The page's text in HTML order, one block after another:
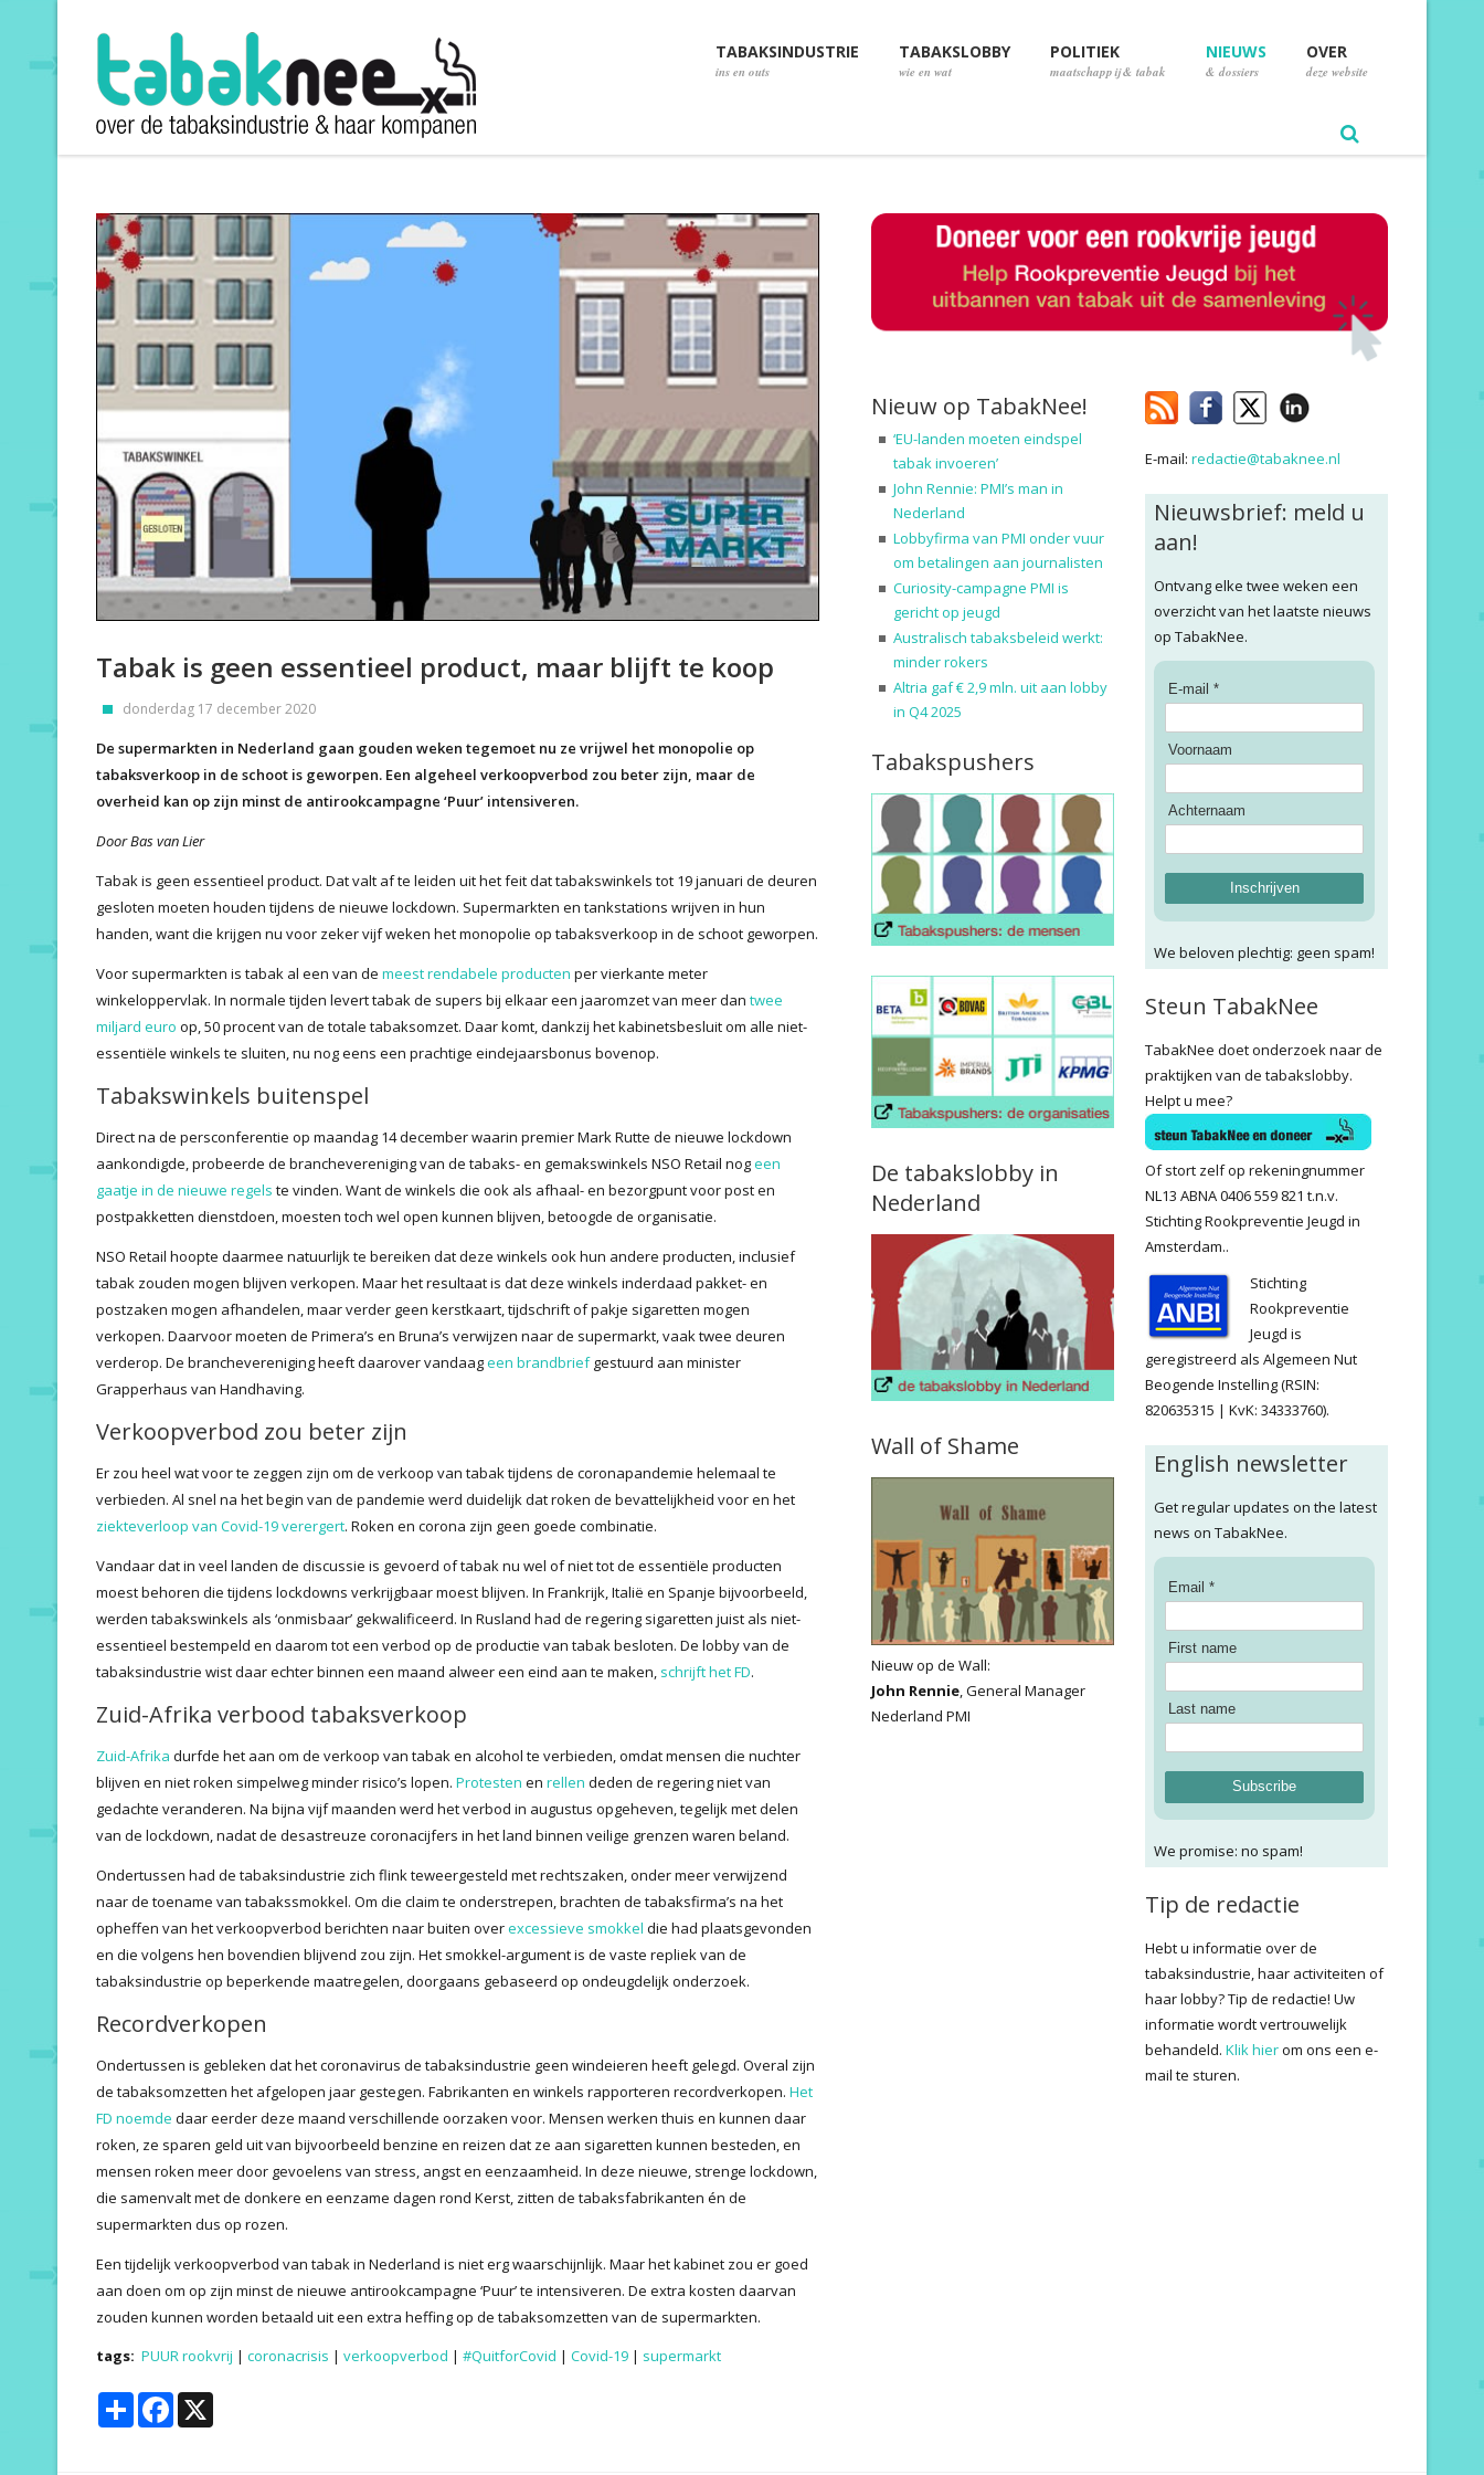
TABAKSINDUSTRIE
ins en outs
TABAKSLOBBY
wie en wat
POLITIEK
maatschappij & tabak
NIEUWS
& dossiers
OVER
deze website
Tabak is geen essentieel product, maar blijft te koop
donderdag 17 december 2020
De supermarkten in Nederland gaan gouden weken tegemoet nu ze vrijwel het monopolie op
tabaksverkoop in de schoot is geworpen. Een algeheel verkoopverbod zou beter zijn, maar de
overheid kan op zijn minst de antirookcampagne ‘Puur’ intensiveren.
Door Bas van Lier
Tabak is geen essentieel product. Dat valt af te leiden uit het feit dat tabakswinkels tot 19 januari de deuren
gesloten moeten houden tijdens de nieuwe lockdown. Supermarkten en tankstations wrijven in hun
handen, want die krijgen nu voor zeker vijf weken het monopolie op tabaksverkoop in de schoot geworpen.
Voor supermarkten is tabak al een van de meest rendabele producten per vierkante meter
winkeloppervlak. In normale tijden levert tabak de supers bij elkaar een jaaromzet van meer dan twee
miljard euro op, 50 procent van de totale tabaksomzet. Daar komt, dankzij het kabinetsbesluit om alle niet-
essentiële winkels te sluiten, nu nog eens een prachtige eindejaarsbonus bovenop.
Tabakswinkels buitenspel
Direct na de persconferentie op maandag 14 december waarin premier Mark Rutte de nieuwe lockdown
aankondigde, probeerde de branchevereniging van de tabaks- en gemakswinkels NSO Retail nogeen
gaatje in de nieuwe regels te vinden. Want de winkels die ook als afhaal- en bezorgpunt voor post en
postpakketten dienstdoen, moesten toch wel open kunnen blijven, betoogde de organisatie.
NSO Retail hoopte daarmee natuurlijk te bereiken dat deze winkels ook hun andere producten, inclusief
tabak zouden mogen blijven verkopen. Maar het resultaat is dat deze winkels inderdaad pakket- en
postzaken mogen afhandelen, maar verder geen kerstkaart, tijdschrift of pakje sigaretten mogen
verkopen. Daarvoor moeten de Primera’s en Bruna’s verwijzen naar de supermarkt, vaak twee deuren
verderop. De branchevereniging heeft daarover vandaageen brandbrief gestuurd aan minister
Grapperhaus van Handhaving.
Verkoopverbod zou beter zijn
Er zou heel wat voor te zeggen zijn om de verkoop van tabak tijdens de coronapandemie helemaal te
verbieden. Al snel na het begin van de pandemie werd duidelijk dat roken de bevattelijkheid voor en het
ziekteverloop van Covid-19 verergert. Roken en corona zijn geen goede combinatie.
Vandaar dat in veel landen de discussie is gevoerd of tabak nu wel of niet tot de essentiële producten
moest behoren die tijdens lockdowns verkrijgbaar moest blijven. In Frankrijk, Italië en Spanje bijvoorbeeld,
werden tabakswinkels als ‘onmisbaar’ gekwalificeerd. In Rusland had de regering sigaretten juist als niet-
essentieel bestempeld en daarom tot een verbod op de productie van tabak besloten. De lobby van de
tabaksindustrie wist daar echter binnen een maand alweer een eind aan te maken, schrijft het FD.
Zuid-Afrika verbood tabaksverkoop
Zuid-Afrika durfde het aan om de verkoop van tabak en alcohol te verbieden, omdat mensen die nuchter
blijven en niet roken simpelweg minder risico’s lopen. Protesten en rellen deden de regering niet van
gedachte veranderen. Na bijna vijf maanden werd het verbod in augustus opgeheven, tegelijk met delen
van de lockdown, nadat de desastreuze coronacijfers in het land binnen veilige grenzen waren beland.
Ondertussen had de tabaksindustrie zich flink teweergesteld met rechtszaken, onder meer verwijzend
naar de toename van tabakssmokkel. Om die claim te onderstrepen, brachten de tabaksfirma’s na het
opheffen van het verkoopverbod berichten naar buiten overexcessieve smokkel die had plaatsgevonden
en die volgens hen bovendien blijvend zou zijn. Het smokkel-argument is de vaste repliek van de
tabaksindustrie op beperkende maatregelen, doorgaans gebaseerd op ondeugdelijk onderzoek.
Recordverkopen
Ondertussen is gebleken dat het coronavirus de tabaksindustrie geen windeieren heeft gelegd. Overal zijn
de tabaksomzetten het afgelopen jaar gestegen. Fabrikanten en winkels rapporteren recordverkopen. Het
FD noemde daar eerder deze maand verschillende oorzaken voor. Mensen werken thuis en kunnen daar
roken, ze sparen geld uit van bijvoorbeeld benzine en reizen dat ze aan sigaretten kunnen besteden, en
mensen roken meer door gevoelens van stress, angst en eenzaamheid. In deze nieuwe, strenge lockdown,
die samenvalt met de donkere en eenzame dagen rond Kerst, zitten de tabaksfabrikanten én de
supermarkten dus op rozen.
Een tijdelijk verkoopverbod van tabak in Nederland is niet erg waarschijnlijk. Maar het kabinet zou er goed
aan doen om op zijn minst de nieuwe antirookcampagne ‘Puur’ te intensiveren. De extra kosten daarvan
zouden kunnen worden betaald uit een extra heffing op de tabaksomzetten van de supermarkten.
tags: PUUR rookvrij | coronacrisis | verkoopverbod | #QuitforCovid | Covid-19 | supermarkt
Share Facebook
Nieuw op TabakNee!
‘EU-landen moeten eindspel
tabak invoeren’
John Rennie: PMI’s man in
Nederland
Lobbyfirma van PMI onder vuur
om betalingen aan journalisten
Curiosity-campagne PMI is
gericht op jeugd
Australisch tabaksbeleid werkt:
minder rokers
Altria gaf € 2,9 mln. uit aan lobby
in Q4 2025
Tabakspushers
De tabakslobby in
Nederland
Wall of Shame
Nieuw op de Wall:
John Rennie, General Manager
Nederland PMI
E-mail:redactie@tabaknee.nl
Nieuwsbrief: meld u
aan!
Ontvang elke twee weken een
overzicht van het laatste nieuws
op TabakNee.
E-mail *
Voornaam
Achternaam
Inschrijven
We beloven plechtig: geen spam!
Steun TabakNee
TabakNee doet onderzoek naar de
praktijken van de tabakslobby.
Helpt u mee?
Of stort zelf op rekeningnummer
NL13 ABNA 0406 559 821 t.n.v.
Stichting Rookpreventie Jeugd in
Amsterdam..
Stichting
Rookpreventie
Jeugd is
geregistreerd als Algemeen Nut
Beogende Instelling (RSIN:
820635315 | KvK: 34333760).
English newsletter
Get regular updates on the latest
news on TabakNee.
Email *
First name
Last name
Subscribe
We promise: no spam!
Tip de redactie
Hebt u informatie over de
tabaksindustrie, haar activiteiten of
haar lobby? Tip de redactie! Uw
informatie wordt vertrouwelijk
behandeld.Klik hierom ons een e-
mail te sturen.